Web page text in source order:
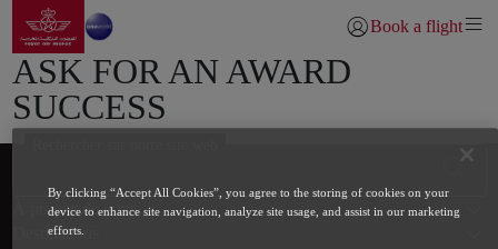
Saut au contenu principal
Aller à la page accueil
Se connecter |
Book a flight
ASK FOR AN AWARD
SUCCESS
À propos de nous
Destinations
By clicking “Accept All Cookies”, you agree to the storing of cookies on your
device to enhance site navigation, analyze site usage, and assist in our marketing
efforts.